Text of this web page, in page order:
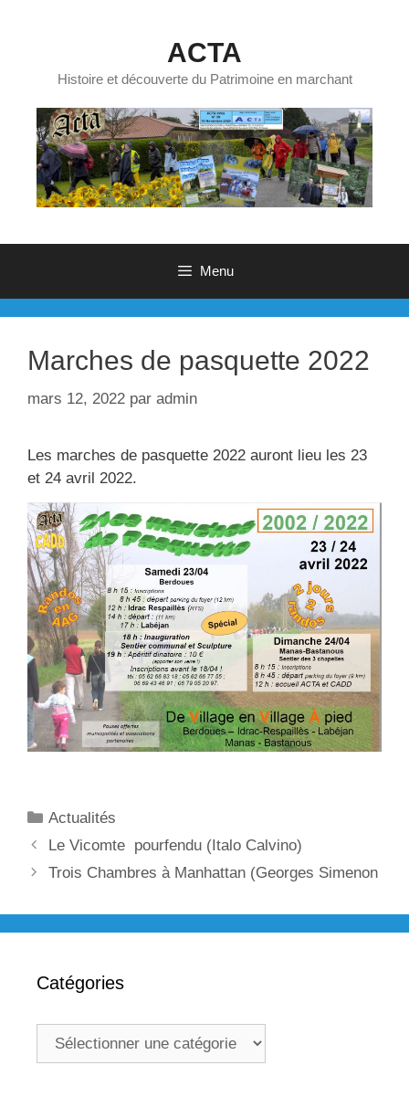
ACTA
Histoire et découverte du Patrimoine en marchant
Menu
Marches de pasquette 2022
mars 12, 2022 par admin
Les marches de pasquette 2022 auront lieu les 23
et 24 avril 2022.
Catégories
Actualités
Navigation
des
Le Vicomte pourfendu (Italo Calvino)
Trois Chambres à Manhattan (Georges Simenon
Catégories
Catégories